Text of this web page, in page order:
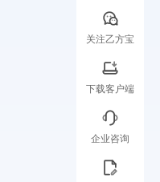
关注乙方宝
下载客户端
企业咨询